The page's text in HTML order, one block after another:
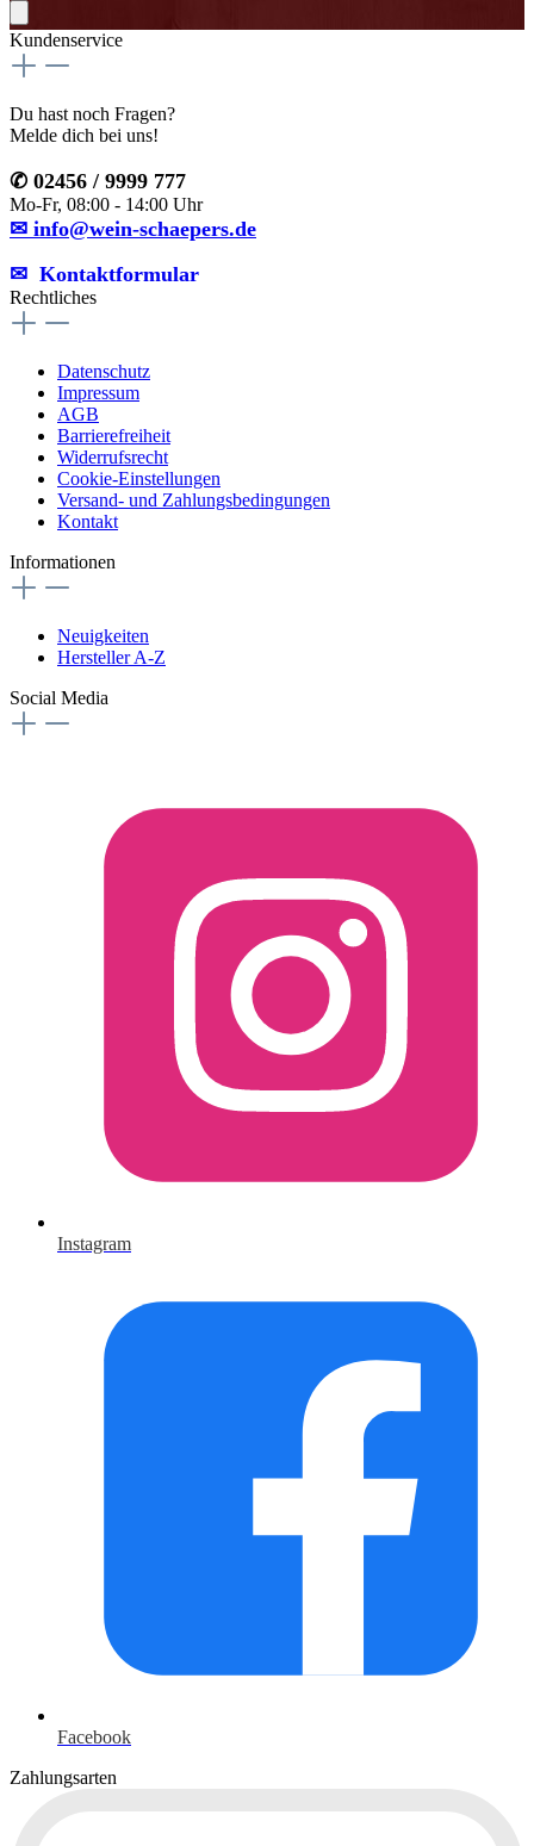
Kundenservice
Du hast noch Fragen?
Melde dich bei uns!
✆ 02456 / 9999 777
Mo-Fr, 08:00 - 14:00 Uhr
✉ info@wein-schaepers.de
✉︎ Kontaktformular
Rechtliches
Datenschutz
Impressum
AGB
Barrierefreiheit
Widerrufsrecht
Cookie-Einstellungen
Versand- und Zahlungsbedingungen
Kontakt
Informationen
Neuigkeiten
Hersteller A-Z
Social Media
Facebook
Instagram
Zahlungsarten